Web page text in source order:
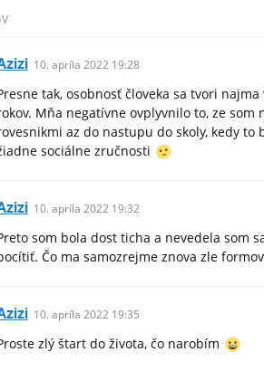
10. apríla 2022 19:28
tak, osobnosť človeka sa tvori
Mňa negatívne ovplyvnilo to, ze som
az do nastupu do skoly, kedy
sociálne zručnosti
10. apríla 2022 19:32
som bola dost ticha a nevedela som
Čo ma samozrejme znova zle
10. apríla 2022 19:35
zlý štart do života, čo narobím